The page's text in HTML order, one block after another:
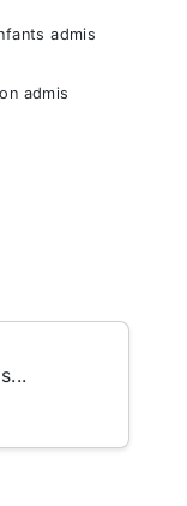
admis
admis